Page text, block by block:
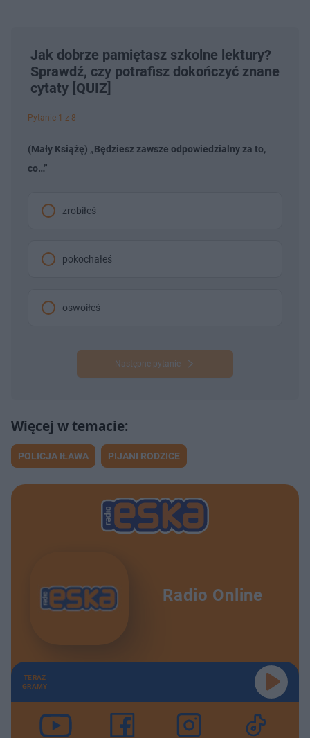
Jak dobrze pamiętasz szkolne lektury?
Sprawdź, czy potrafisz dokończyć znane
cytaty [QUIZ]
Pytanie 1 z 8
(Mały Książę) „Będziesz zawsze odpowiedzialny za to,
co…”
zrobiłeś
pokochałeś
oswoiłeś
Następne pytanie
POLICJA IŁAWA PIJANI RODZICE
Radio Online
TERAZ
GRAMY